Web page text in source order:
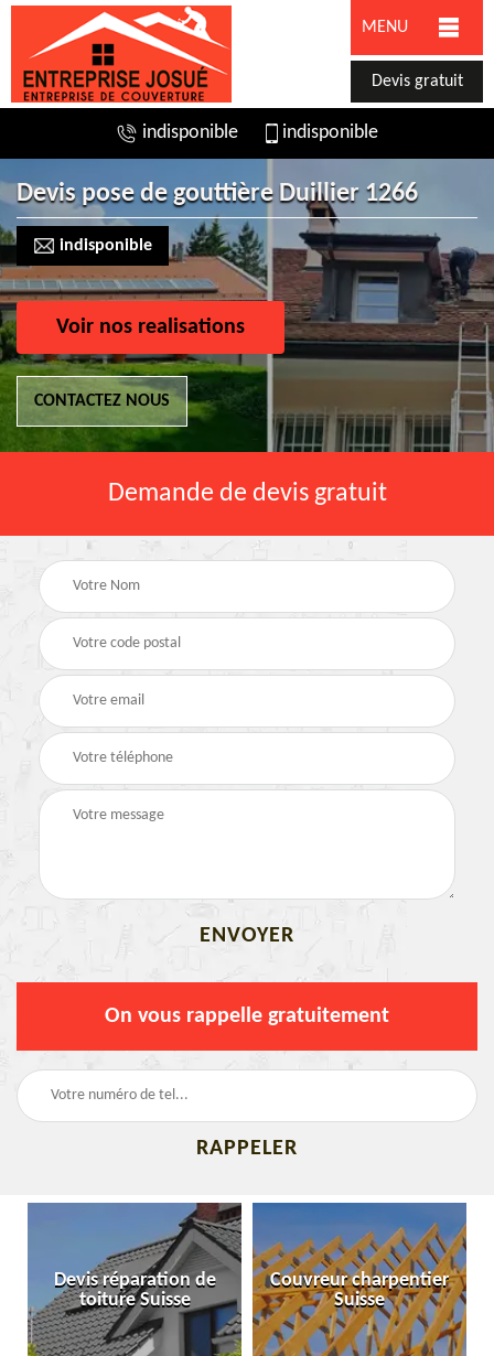
MENU
Devis gratuit
indisponible indisponible
Devis pose de gouttière Duillier 1266
indisponible
Voir nos realisations
CONTACTEZ NOUS
Demande de devis gratuit
On vous rappelle gratuitement
Devis réparation de
toiture Suisse
Couvreur charpentier
Suisse